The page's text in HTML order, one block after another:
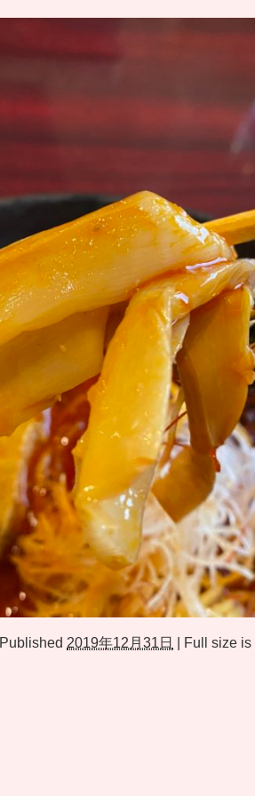
Published 2019年12月31日 Full size is